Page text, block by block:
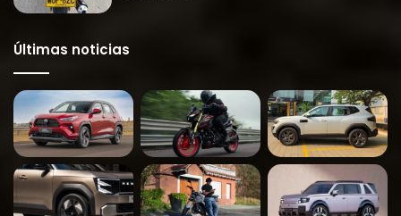
Últimas noticias